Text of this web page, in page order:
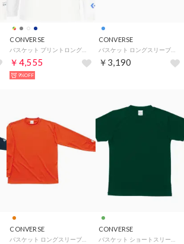
CONVERSE
￥4,555
9%OFF
CONVERSE
バスケット ロングスリーブTシャツ 長袖 シャツ 無地 シンプル （ロイヤルブルー）
￥3,190
CONVERSE
バスケット ロングスリーブTシャツ 長袖 シャツ 無地 シンプル （オレンジ）
CONVERSE
バスケット ショートスリーブTシャツ 半袖 トップス 無地 吸汗 （Dグリーン）